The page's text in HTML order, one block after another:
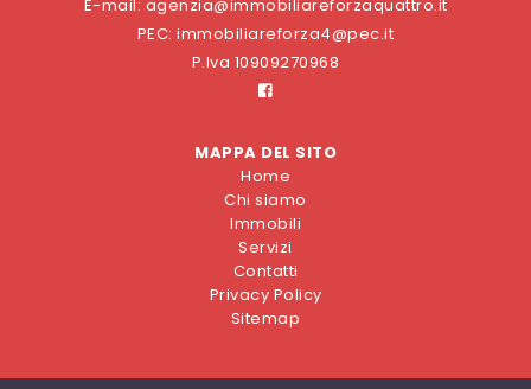
E-mail: agenzia@immobiliareforzaquattro.it
PEC: immobiliareforza4@pec.it
P.Iva 10909270968
MAPPA DEL SITO
Home
Chi siamo
Immobili
Servizi
Contatti
Privacy Policy
Sitemap